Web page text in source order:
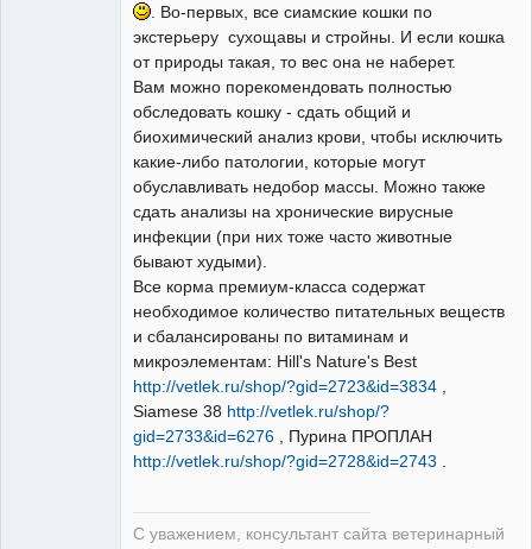
. Во-первых, все сиамские кошки по
экстерьеру сухощавы и стройны. И если кошка
от природы такая, то вес она не наберет.
Вам можно порекомендовать полностью
обследовать кошку - сдать общий и
биохимический анализ крови, чтобы исключить
какие-либо патологии, которые могут
обуславливать недобор массы. Можно также
сдать анализы на хронические вирусные
инфекции (при них тоже часто животные
бывают худыми).
Все корма премиум-класса содержат
необходимое количество питательных веществ
и сбалансированы по витаминам и
микроэлементам: Hill's Nature's Best
http://vetlek.ru/shop/?gid=2723&id=3834
Siamese 38 http://vetlek.ru/shop/?
gid=2733&id=6276 , Пурина ПРОПЛАН
http://vetlek.ru/shop/?gid=2728&id=2743
С уважением, консультант сайта ветеринарный